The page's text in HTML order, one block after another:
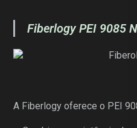
Fiberlogy PEI 9085
A Fiberlogy oferece o PEI